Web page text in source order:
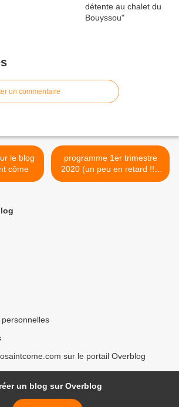
un commentaire
côme
programme 1er trimestre
2020 (un peu en retard !!!)
>
sur le portail Overblog
un blog sur Overblog